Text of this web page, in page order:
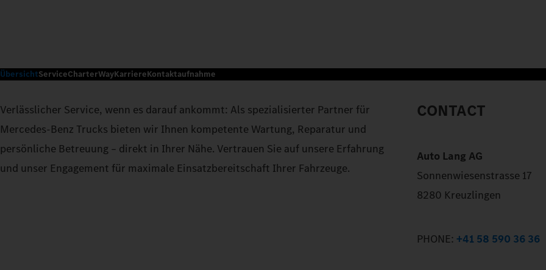
ÜbersichtServiceCharterWayKarriereKontaktaufnahme
Verlässlicher Service, wenn es darauf ankommt: Als spezialisierter Partner für
Mercedes-Benz Trucks bieten wir Ihnen kompetente Wartung, Reparatur und
persönliche Betreuung – direkt in Ihrer Nähe. Vertrauen Sie auf unsere Erfahrung
und unser Engagement für maximale Einsatzbereitschaft Ihrer Fahrzeuge.
CONTACT
Auto Lang AG
Sonnenwiesenstrasse 17
8280 Kreuzlingen
PHONE: +41 58 590 36 36